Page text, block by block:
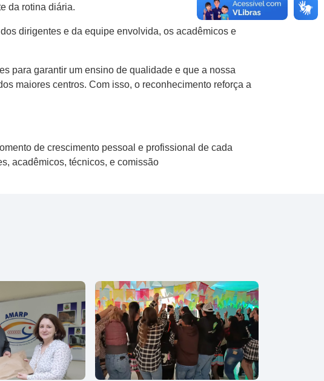
da rotina diária.
dirigentes e da equipe envolvida, os acadêmicos e
para garantir um ensino de qualidade e que a nossa
maiores centros. Com isso, o reconhecimento reforça a
de crescimento pessoal e profissional de cada
acadêmicos, técnicos, e comissão